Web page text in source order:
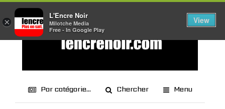
Par catégorie... Chercher Menu
×
L'Encre Noir
Milotche Media
Free - In Google Play
View